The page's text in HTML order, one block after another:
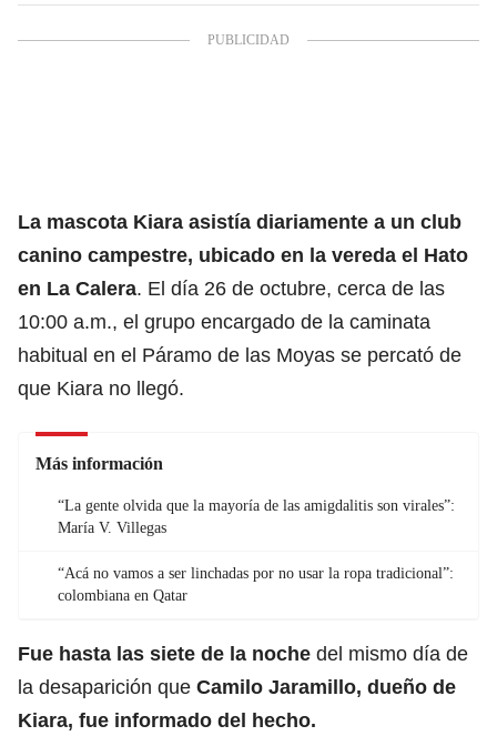
La mascota Kiara asistía diariamente a un club
canino campestre, ubicado en la vereda el Hato
en La Calera. El día 26 de octubre, cerca de las
10:00 a.m., el grupo encargado de la caminata
habitual en el Páramo de las Moyas se percató de
que Kiara no llegó.
Más información
“La gente olvida que la mayoría de las amigdalitis son virales”:
María V. Villegas
“Acá no vamos a ser linchadas por no usar la ropa tradicional”:
colombiana en Qatar
Fue hasta las siete de la noche del mismo día de
la desaparición que Camilo Jaramillo, dueño de
Kiara, fue informado del hecho.